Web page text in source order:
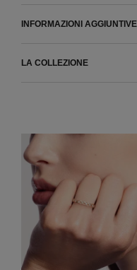
INFORMAZIONI AGGIUNTIVE
LA COLLEZIONE